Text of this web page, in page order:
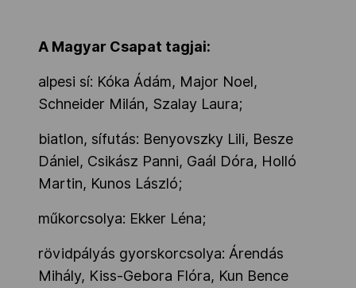
A Magyar Csapat tagjai:
alpesi sí: Kóka Ádám, Major Noel,
Schneider Milán, Szalay Laura;
biatlon, sífutás: Benyovszky Lili, Besze
Dániel, Csikász Panni, Gaál Dóra, Holló
Martin, Kunos László;
műkorcsolya: Ekker Léna;
rövidpályás gyorskorcsolya: Árendás
Mihály, Kiss-Gebora Flóra, Kun Bence